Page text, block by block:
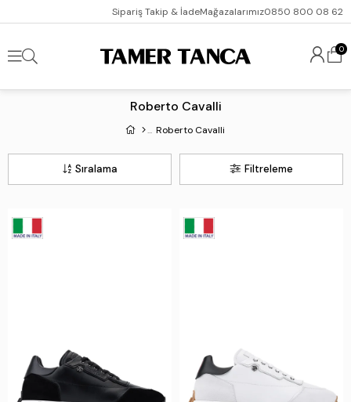
Sipariş Takip & İadeMağazalarımız0850 800 08 62
0
Roberto Cavalli
Roberto Cavalli
Filtreleme
Sıralama